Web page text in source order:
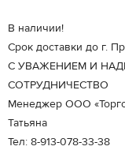
В наличии!
Срок доставки до г.
C УВАЖЕНИЕМ И
СОТРУДНИЧЕСТВО
Менеджер ООО
Татьяна
Тел: 8-913-078-33-38